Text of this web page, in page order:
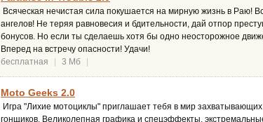
Всяческая нечистая сила покушается на мирную жизнь в Раю!
ангелов! Не теряя равновесия и бдительности, дай отпор
бонусов. Но если ты сделаешь хотя бы одно неосторожное
Вперед на встречу опасности! Удачи!
бесплатная
3 Мб
Moto Geeks 2.0
Игра "Лихие мотоциклы" приглашает тебя в мир захватывающих
гонщиков. Великолепная графика и спецэффекты,